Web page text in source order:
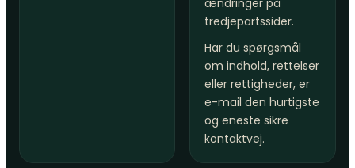
ændringer på
tredjepartssider.
Har du spørgsmål
om indhold, rettelser
eller rettigheder, er
e-mail den hurtigste
og eneste sikre
kontaktvej.